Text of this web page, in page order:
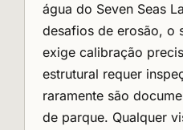
água do Seven Seas
desafios de erosão, o
exige calibração
estrutural requer
raramente são
de parque. Qualquer